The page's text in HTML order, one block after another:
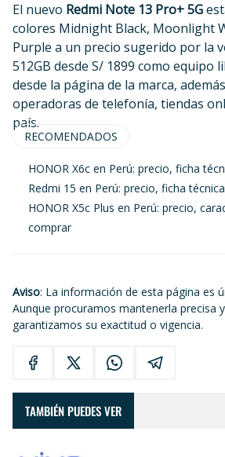
El nuevo Redmi Note 13 Pro+ 5G
colores Midnight Black, Moonlight
Purple a un precio sugerido por la
512GB desde S/ 1899 como equipo
desde la página de la marca,
operadoras de telefonía, tiendas
país.
RECOMENDADOS
HONOR X6c en Perú: precio, ficha
Redmi 15 en Perú: precio, ficha
HONOR X5c Plus en Perú: precio,
comprar
Aviso: La información de esta página es
Aunque procuramos mantenerla precisa
garantizamos su exactitud o vigencia.
TAMBIÉN PUEDES VER